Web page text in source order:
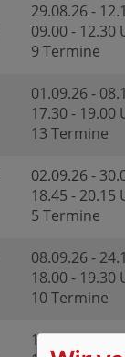
29.08.26 -
09.00 - 12.30
9 Termine
01.09.26 -
17.30 - 19.00
13 Termine
02.09.26 -
18.45 - 20.15
5 Termine
08.09.26 -
18.00 - 19.30
10 Termine
10.09.26 -